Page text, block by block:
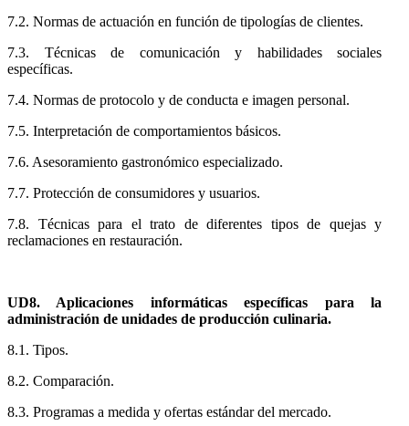
7.2. Normas de actuación en función de tipologías de clientes.
7.3. Técnicas de comunicación y habilidades sociales
específicas.
7.4. Normas de protocolo y de conducta e imagen personal.
7.5. Interpretación de comportamientos básicos.
7.6. Asesoramiento gastronómico especializado.
7.7. Protección de consumidores y usuarios.
7.8. Técnicas para el trato de diferentes tipos de quejas y
reclamaciones en restauración.
UD8. Aplicaciones informáticas específicas para la
administración de unidades de producción culinaria.
8.1. Tipos.
8.2. Comparación.
8.3. Programas a medida y ofertas estándar del mercado.